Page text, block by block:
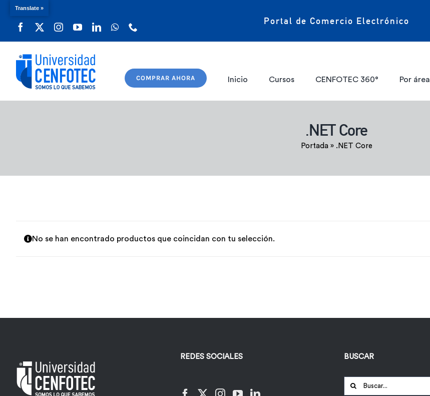
Portal de Comercio Electrónico
COMPRAR AHORA Inicio Cursos CENFOTEC 360° Por área
.NET Core
Portada» .NET Core
No se han encontrado productos que coincidan con tu selección.
REDES SOCIALES BUSCAR
Buscar:
Translate »